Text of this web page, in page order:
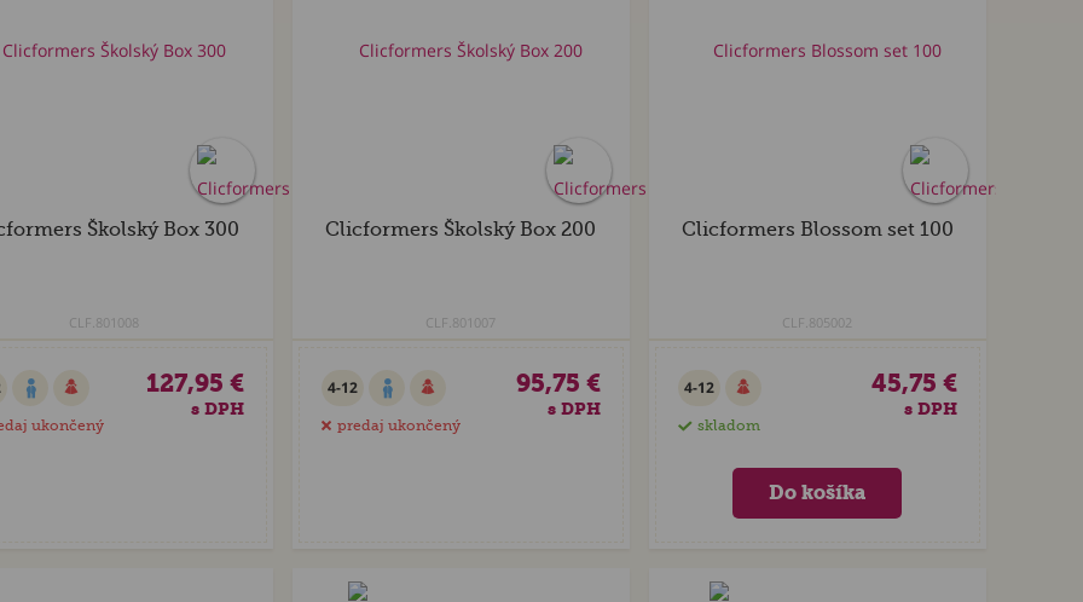
Školský Box 300
CLF.801008
ukončený
127,95 €
s DPH
Clicformers Školský Box 200
CLF.801007
4-12
predaj ukončený
95,75 €
s DPH
Clicformers Blossom set 100
CLF.805002
4-12
skladom
45,75 €
s DPH